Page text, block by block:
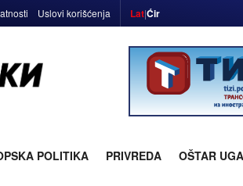
Uslovi korišćenja Lat|Ćir
POLITIKA PRIVREDA OŠTAR